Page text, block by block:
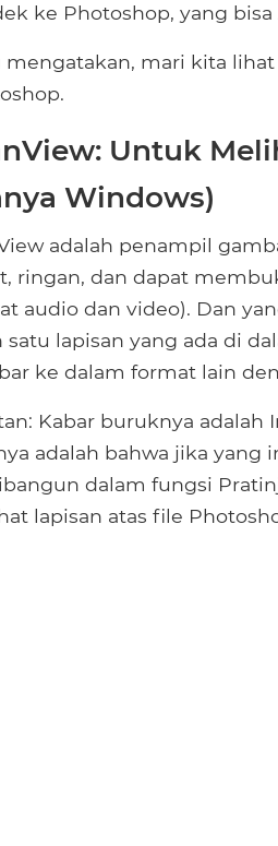
ke Photoshop, yang
mengatakan, mari kita
Untuk
Windows)
adalah penampil
ringan, dan dapat
audio dan video). Dan
satu lapisan yang ada di
ke dalam format lain
Kabar buruknya
adalah bahwa jika yang
dalam fungsi
lapisan atas file